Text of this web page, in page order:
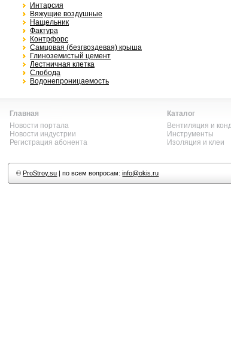
Интарсия
Вяжущие воздушные
Нащельник
Фактура
Контрфорс
Самцовая (безгвоздевая) крыша
Глиноземистый цемент
Лестничная клетка
Слобода
Водонепроницаемость
Главная
Новости портала
Новости индустрии
Регистрация абонента
Каталог
Вентиляция и
Инструменты
Изоляция и клеи
©ProStroy.su | по всем вопросам:info@okis.ru